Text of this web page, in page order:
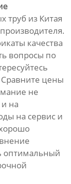
труб из Китая
качества
вопросы по
Сравните цены
не
на
на сервис и
оптимальный